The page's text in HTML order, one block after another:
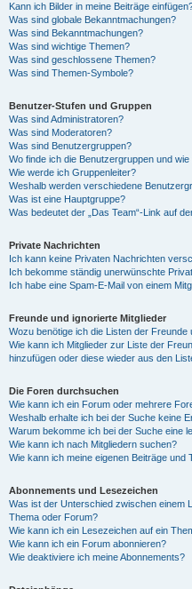
Kann ich Bilder in meine Beiträge
Was sind globale Bekanntmachungen?
Was sind Bekanntmachungen?
Was sind wichtige Themen?
Was sind geschlossene Themen?
Was sind Themen-Symbole?
Benutzer-Stufen und Gruppen
Was sind Administratoren?
Was sind Moderatoren?
Was sind Benutzergruppen?
Wo finde ich die Benutzergruppen und
Wie werde ich Gruppenleiter?
Weshalb werden verschiedene
Was ist eine Hauptgruppe?
Was bedeutet der „Das Team“-Link auf
Private Nachrichten
Ich kann keine Privaten Nachrichten
Ich bekomme ständig unerwünschte
Ich habe eine Spam-E-Mail von einem
Freunde und ignorierte Mitglieder
Wozu benötige ich die Listen der Freunde
Wie kann ich Mitglieder zur Liste der
hinzufügen oder diese wieder aus den
Die Foren durchsuchen
Wie kann ich ein Forum oder mehrere
Weshalb erhalte ich bei der Suche keine
Warum bekomme ich bei der Suche eine
Wie kann ich nach Mitgliedern suchen?
Wie kann ich meine eigenen Beiträge und
Abonnements und Lesezeichen
Was ist der Unterschied zwischen einem
Thema oder Forum?
Wie kann ich ein Lesezeichen auf ein
Wie kann ich ein Forum abonnieren?
Wie deaktiviere ich meine Abonnements?